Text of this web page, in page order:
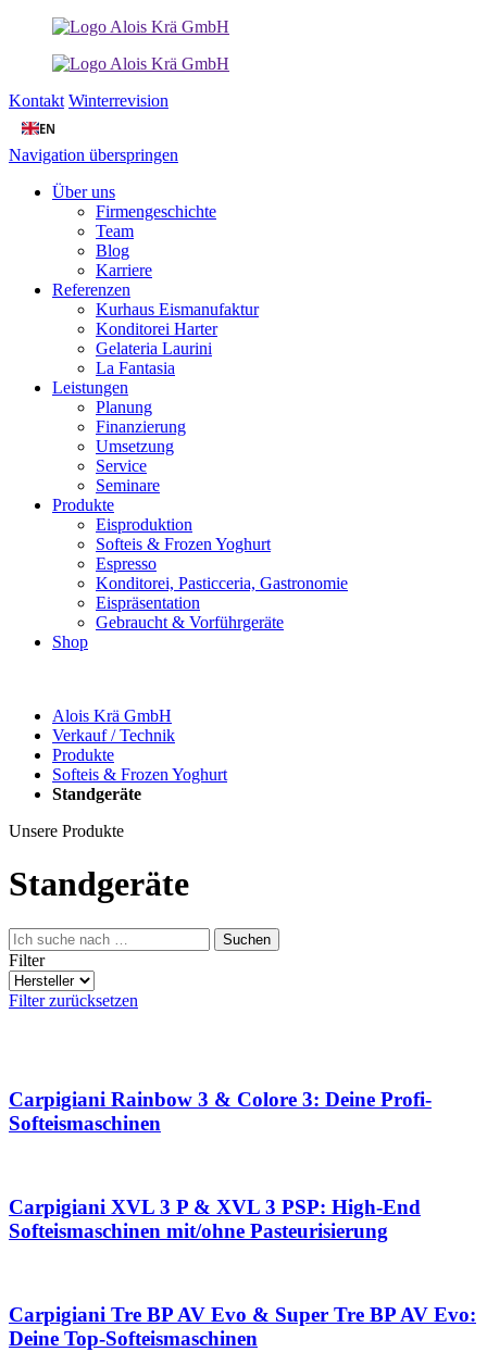
Kontakt Winterrevision
EN
Navigation überspringen
Über uns
Firmengeschichte
Team
Blog
Karriere
Referenzen
Kurhaus Eismanufaktur
Konditorei Harter
Gelateria Laurini
La Fantasia
Leistungen
Planung
Finanzierung
Umsetzung
Service
Seminare
Produkte
Eisproduktion
Softeis & Frozen Yoghurt
Espresso
Konditorei, Pasticceria, Gastronomie
Eispräsentation
Gebraucht & Vorführgeräte
Shop
Alois Krä GmbH
Verkauf / Technik
Produkte
Softeis & Frozen Yoghurt
Standgeräte
Unsere Produkte
Standgeräte
Filter
Filter zurücksetzen
Carpigiani Rainbow 3 & Colore 3: Deine Profi-
Softeismaschinen
Carpigiani XVL 3 P & XVL 3 PSP: High-End
Softeismaschinen mit/ohne Pasteurisierung
Carpigiani Tre BP AV Evo & Super Tre BP AV Evo:
Deine Top-Softeismaschinen